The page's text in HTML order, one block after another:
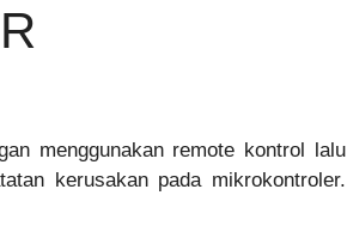
menggunakan remote kontrol lalu
kerusakan pada mikrokontroler.